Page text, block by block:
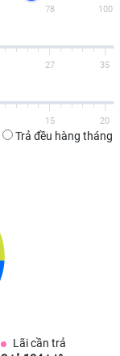
78 100
27 35
15 20
Trả đều hàng tháng
Lãi cần trả